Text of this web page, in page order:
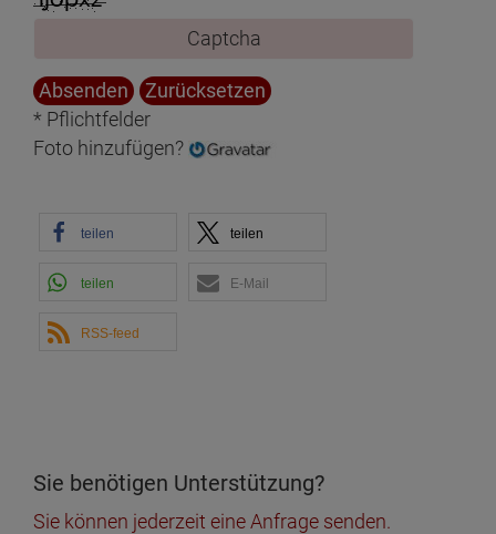
* Pflichtfelder
Foto hinzufügen?
teilen teilen
teilen E-Mail
RSS-feed
Sie benötigen Unterstützung?
Sie können jederzeit eine Anfrage senden.